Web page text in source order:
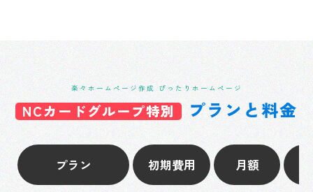
楽々ホームページ作成 ぴったりホームページ
NCカードグループ特別 プランと料金
プラン 初期費用 月額